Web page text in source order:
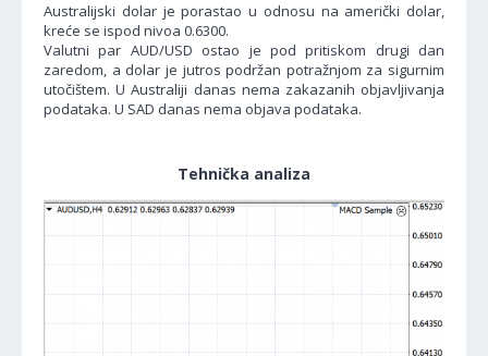
Australijski dolar je porastao u odnosu na američki dolar,
kreće se ispod nivoa 0.6300.
Valutni par AUD/USD ostao je pod pritiskom drugi dan
zaredom, a dolar je jutros podržan potražnjom za sigurnim
utočištem. U Australiji danas nema zakazanih objavljivanja
podataka. U SAD danas nema objava podataka.
Tehnička analiza